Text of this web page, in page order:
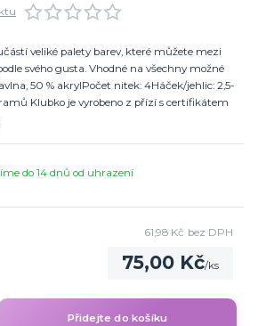
veliké palety barev, které můžete mezi
svého gusta. Vhodné na všechny možné
50 % akrylPočet nitek: 4Háček/jehlic: 2,5-
Klubko je vyrobeno z přízí s certifikátem
do 14 dnů od uhrazení
75,00 Kč/ks
61,98 Kč bez DPH
Přidejte do košíku